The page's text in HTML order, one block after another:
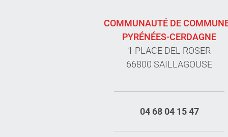
COMMUNAUTÉ DE
PYRÉNÉES-CERDAGNE
1 PLACE DEL ROSER
66800 SAILLAGOUSE
04 68 04 15 47